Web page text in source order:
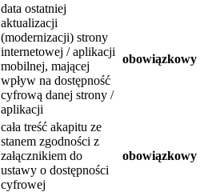
data ostatniej
aktualizacji
(modernizacji) strony
internetowej / aplikacji
mobilnej, mającej
wpływ na dostępność
cyfrową danej strony /
aplikacji
obowiązkowy
cała treść akapitu ze
stanem zgodności z
załącznikiem do
ustawy o dostępności
cyfrowej
obowiązkowy